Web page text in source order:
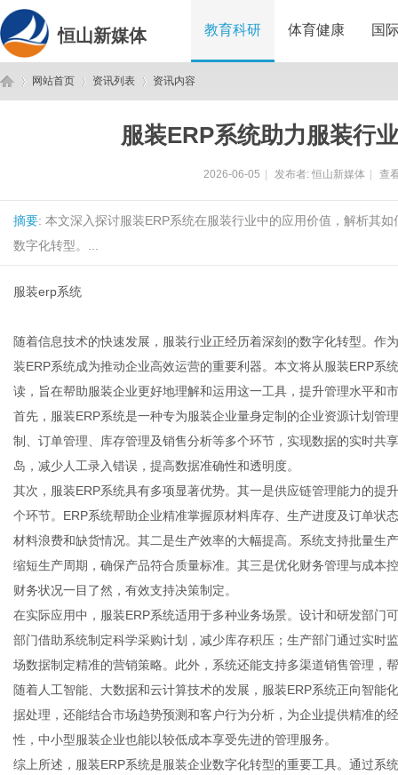
恒山新媒体 教育科研 体育健康 国
网站首页 资讯列表 资讯内容
服装ERP系统助力服装行
2026-06-05 发布者: 恒山新媒体 查
摘要: 本文深入探讨服装ERP系统在服装行业中的应用价值，解析其
数字化转型。...
服装erp系统
随着信息技术的快速发展，服装行业正经历着深刻的数字化转型。作
装ERP系统成为推动企业高效运营的重要利器。本文将从服装ERP系
读，旨在帮助服装企业更好地理解和运用这一工具，提升管理水平和
首先，服装ERP系统是一种专为服装企业量身定制的企业资源计划管
制、订单管理、库存管理及销售分析等多个环节，实现数据的实时共
岛，减少人工录入错误，提高数据准确性和透明度。
其次，服装ERP系统具有多项显著优势。其一是供应链管理能力的提
个环节。ERP系统帮助企业精准掌握原材料库存、生产进度及订单状
材料浪费和缺货情况。其二是生产效率的大幅提高。系统支持批量生
缩短生产周期，确保产品符合质量标准。其三是优化财务管理与成本
财务状况一目了然，有效支持决策制定。
在实际应用中，服装ERP系统适用于多种业务场景。设计和研发部门
部门借助系统制定科学采购计划，减少库存积压；生产部门通过实时
场数据制定精准的营销策略。此外，系统还能支持多渠道销售管理，
随着人工智能、大数据和云计算技术的发展，服装ERP系统正向智能
据处理，还能结合市场趋势预测和客户行为分析，为企业提供精准的
性，中小型服装企业也能以较低成本享受先进的管理服务。
综上所述，服装ERP系统是服装企业数字化转型的重要工具。通过系